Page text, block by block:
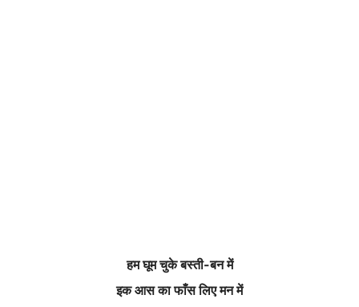
हम घूम चुके बस्ती-बन में
इक आस का फाँस लिए मन में